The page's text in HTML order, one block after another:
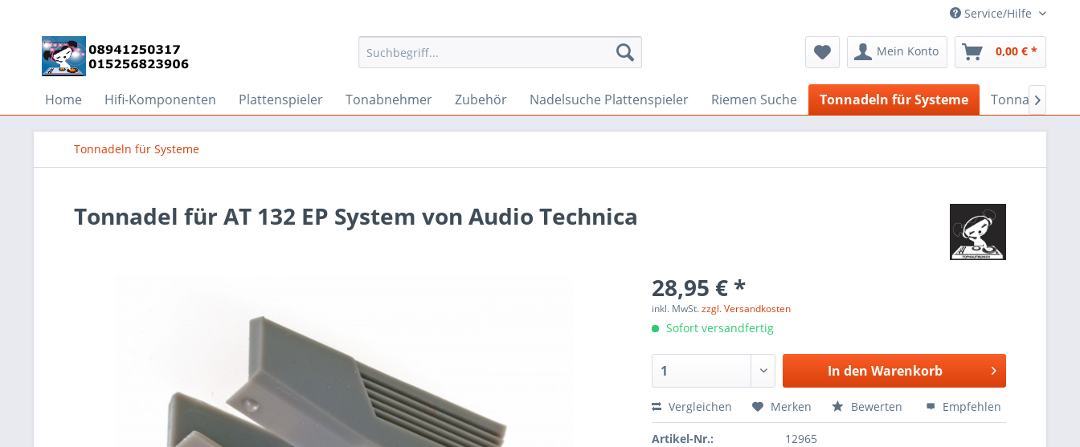
Service/Hilfe
Mein Konto 0,00 € *
Home Hifi-Komponenten Plattenspieler Tonabnehmer Zubehör Nadelsuche Plattenspieler Riemen Suche Tonnadeln für Systeme Tonnadeln

Tonnadeln für Systeme
Tonnadel für AT 132 EP System von Audio Technica
28,95 € *
inkl. MwSt.zzgl. Versandkosten
Sofort versandfertig
In den Warenkorb
Vergleichen Merken Bewerten Empfehlen
Artikel-Nr.: 12965